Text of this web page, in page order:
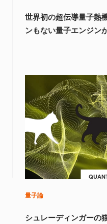
世界初の超伝導量子
ンもない量子エンジン
量子論
シュレーディンガーの